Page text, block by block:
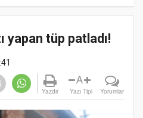
yapan tüp patladı!
Yazdır
A
Yazı Tipi Yorumlar